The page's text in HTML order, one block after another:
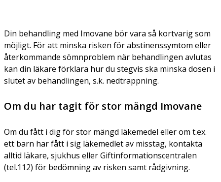
Din behandling med Imovane bör vara så kortvarig som
möjligt. För att minska risken för abstinenssymtom eller
återkommande sömnproblem när behandlingen avlutas
kan din läkare förklara hur du stegvis ska minska dosen i
slutet av behandlingen, s.k. nedtrappning.
Om du har tagit för stor mängd Imovane
Om du fått i dig för stor mängd läkemedel eller om t.ex.
ett barn har fått i sig läkemedlet av misstag, kontakta
alltid läkare, sjukhus eller Giftinformationscentralen
(tel.112) för bedömning av risken samt rådgivning.